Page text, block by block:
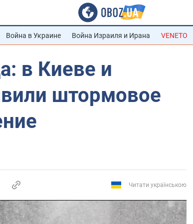
Война в Украине Война Израиля и Ирана VENETO
в Киеве и
штормовое
Читати українською